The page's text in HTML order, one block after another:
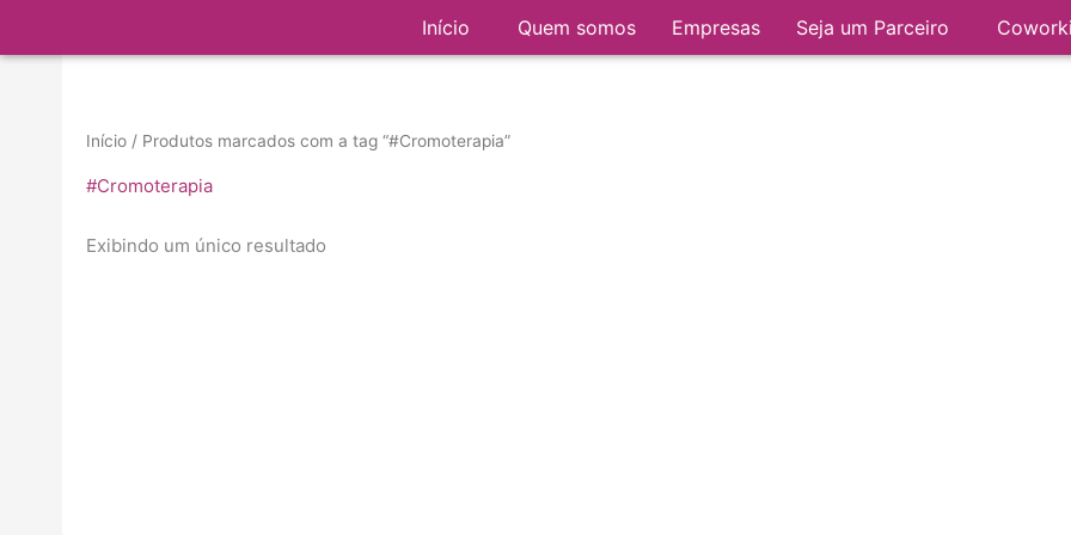
Início Quem somos Empresas Seja um Parceiro
Início / Produtos marcados com a tag “#Cromoterapia”
#Cromoterapia
Exibindo um único resultado